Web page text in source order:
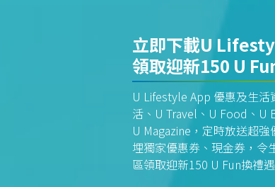
立即下載U
領取迎新150 U
U Lifestyle App 優惠及生
活、U Travel、U Food、U
U Magazine，定時放送超
埋獨家優惠券、現金券，
區領取迎新150 U Fun換禮遇